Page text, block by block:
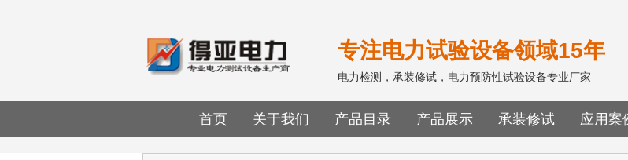
专注电力试验设备领域15年
电力检测，承装修试，电力预防性试验设
首页 关于我们 产品目录 产品展示 承装修试 应用案